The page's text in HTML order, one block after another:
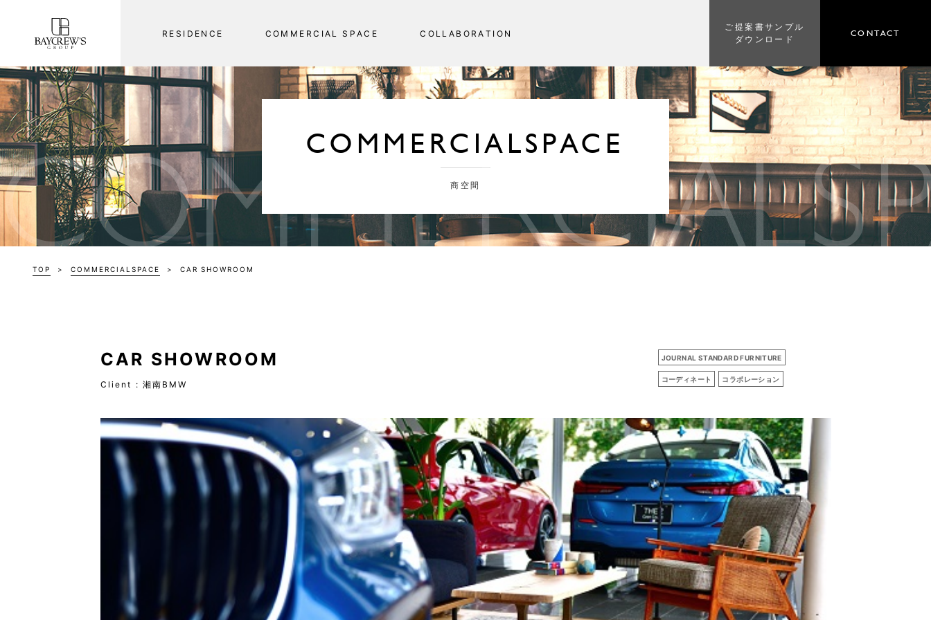
R ES I D EN C E COM M E RC IAL S PAC E C OLLAB ORAT ION
ご提案書サンプル
ダウンロード
CONTACT
COMMERCIALSPACE
商空間
COMMERCIAL
TOP COMMERCIALSPACE CAR SHOWROOM
CAR SHOWROOM
Client : 湘南BMW
JOURNAL STANDARD FURNITURE
コーディネート コラボレーション